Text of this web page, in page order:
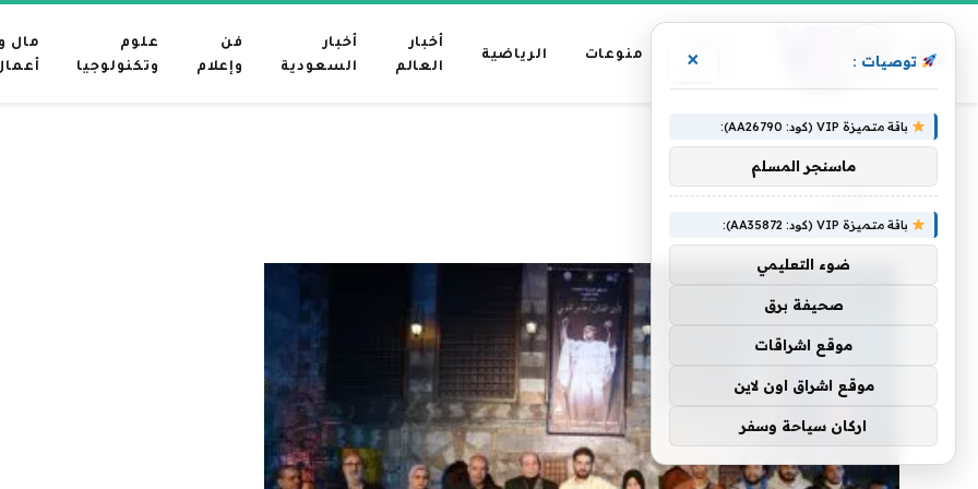
رئيسية
منوعات الرياضية
أخبار
العالم
أخبار
السعودية
فن
وإعلام
علوم
وتكنولوجيا
مال و
الرئيسية » التوني
التوني
توصيات : ×
باقة متميزة VIP (كود: AA26790):
ماسنجر المسلم
باقة متميزة VIP (كود: AA35872):
ضوء التعليمي
صحيفة برق
موقع اشراقات
موقع اشراق اون لاين
اركان سياحة وسفر